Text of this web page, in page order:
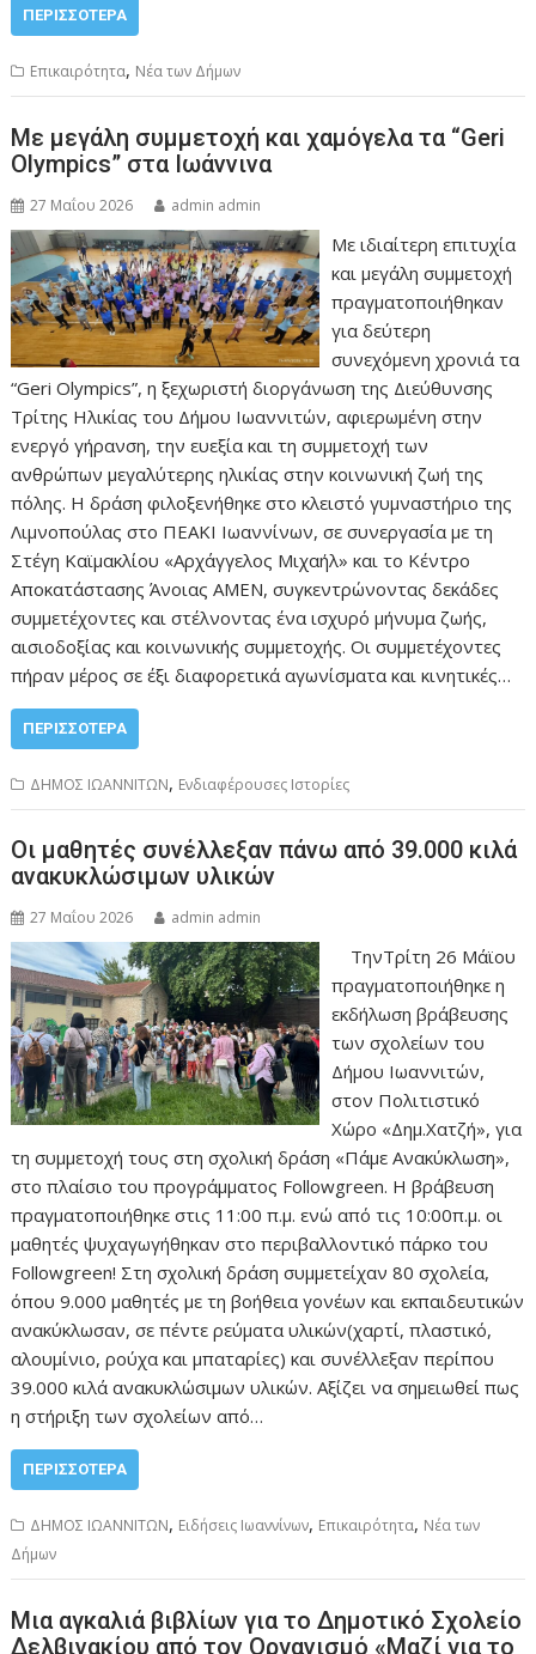
ΠΕΡΙΣΣΌΤΕΡΑ
Επικαιρότητα, Νέα των Δήμων
Με μεγάλη συμμετοχή και χαμόγελα τα “Geri
Olympics” στα Ιωάννινα
27 Μαΐου 2026 admin admin
Με ιδιαίτερη επιτυχία
και μεγάλη συμμετοχή
πραγματοποιήθηκαν
για δεύτερη
συνεχόμενη χρονιά τα
“Geri Olympics”, η ξεχωριστή διοργάνωση της Διεύθυνσης
Τρίτης Ηλικίας του Δήμου Ιωαννιτών, αφιερωμένη στην
ενεργό γήρανση, την ευεξία και τη συμμετοχή των
ανθρώπων μεγαλύτερης ηλικίας στην κοινωνική ζωή της
πόλης. Η δράση φιλοξενήθηκε στο κλειστό γυμναστήριο της
Λιμνοπούλας στο ΠΕΑΚΙ Ιωαννίνων, σε συνεργασία με τη
Στέγη Καϊμακλίου «Αρχάγγελος Μιχαήλ» και το Κέντρο
Αποκατάστασης Άνοιας ΑΜΕΝ, συγκεντρώνοντας δεκάδες
συμμετέχοντες και στέλνοντας ένα ισχυρό μήνυμα ζωής,
αισιοδοξίας και κοινωνικής συμμετοχής. Οι συμμετέχοντες
πήραν μέρος σε έξι διαφορετικά αγωνίσματα και κινητικές…
ΠΕΡΙΣΣΌΤΕΡΑ
ΔΗΜΟΣ ΙΩΑΝΝΙΤΩΝ, Ενδιαφέρουσες Ιστορίες
Οι μαθητές συνέλλεξαν πάνω από 39.000 κιλά
ανακυκλώσιμων υλικών
27 Μαΐου 2026 admin admin
ΤηνΤρίτη 26 Μάϊου
πραγματοποιήθηκε η
εκδήλωση βράβευσης
των σχολείων του
Δήμου Ιωαννιτών,
στον Πολιτιστικό
Χώρο «Δημ.Χατζή», για
τη συμμετοχή τους στη σχολική δράση «Πάμε Ανακύκλωση»,
στο πλαίσιο του προγράμματος Followgreen. Η βράβευση
πραγματοποιήθηκε στις 11:00 π.μ. ενώ από τις 10:00π.μ. οι
μαθητές ψυχαγωγήθηκαν στο περιβαλλοντικό πάρκο του
Followgreen! Στη σχολική δράση συμμετείχαν 80 σχολεία,
όπου 9.000 μαθητές με τη βοήθεια γονέων και εκπαιδευτικών
ανακύκλωσαν, σε πέντε ρεύματα υλικών(χαρτί, πλαστικό,
αλουμίνιο, ρούχα και μπαταρίες) και συνέλλεξαν περίπου
39.000 κιλά ανακυκλώσιμων υλικών. Αξίζει να σημειωθεί πως
η στήριξη των σχολείων από…
ΠΕΡΙΣΣΌΤΕΡΑ
ΔΗΜΟΣ ΙΩΑΝΝΙΤΩΝ, Ειδήσεις Ιωαννίνων, Επικαιρότητα, Νέα των
Δήμων
Μια αγκαλιά βιβλίων για το Δημοτικό Σχολείο
Δελβινακίου από τον Οργανισμό «Μαζί για το